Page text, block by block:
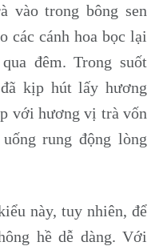
vào trong bông sen
các cánh hoa bọc lại
đêm. Trong suốt
kịp hút lấy hương
với hương vị trà vốn
rung động lòng
này, tuy nhiên, để
hề dễ dàng. Với